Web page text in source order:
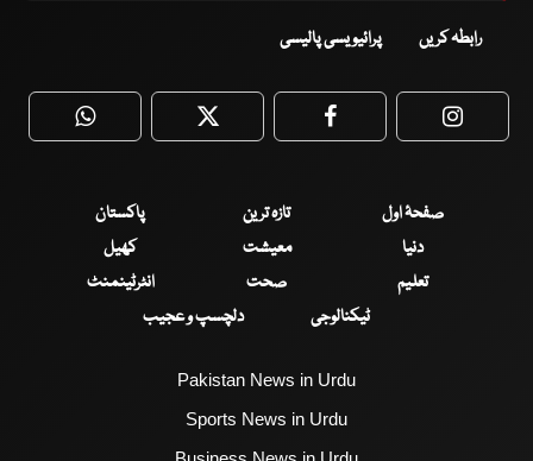
رابطہ کریں پرائیویسی پالیسی
WhatsApp Twitter Facebook
صفحۂ اول تازہ ترین
پاکستان
دنیا
معیشت
کھیل
تعلیم
صحت
انٹرٹینمنٹ
ٹیکنالوجی
دلچسپ و عجیب
Pakistan News in Urdu
Sports News in Urdu